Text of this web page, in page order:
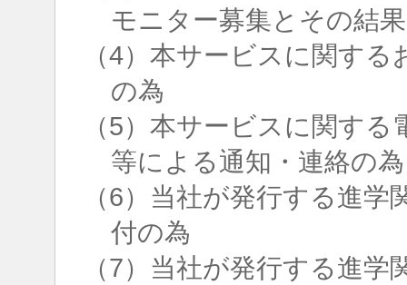
モニター募集とその結
（4）本サービスに関す
の為
（5）本サービスに関す
等による通知・連絡の為
（6）当社が発行する進
付の為
（7）当社が発行する進